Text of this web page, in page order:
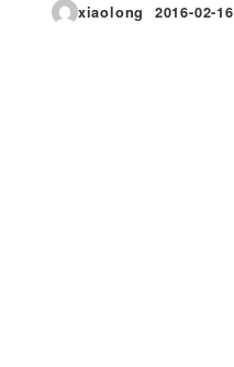
xiaolong
投稿日
2016-02-16